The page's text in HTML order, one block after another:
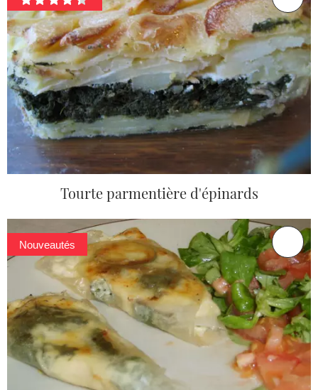
Tourte parmentière d'épinards
Nouveautés